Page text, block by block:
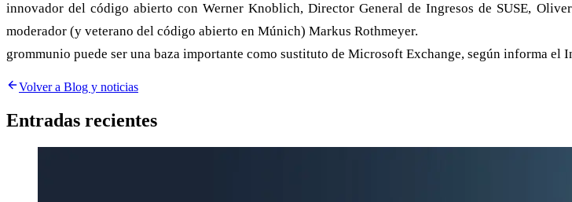
innovador del código abierto con Werner Knoblich, Director General de Ingresos de SUSE,
moderador (y veterano del código abierto en Múnich) Markus Rothmeyer.
grommunio puede ser una baza importante como sustituto de Microsoft Exchange, según informa el
Volver a Blog y noticias
Entradas recientes